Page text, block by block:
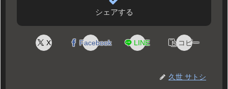
シェアする
X Facebook LINE コピー
久世 サトシ